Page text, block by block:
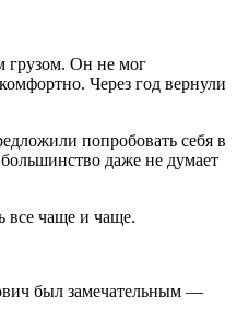
грузом. Он не мог
Через год вернули
попробовать себя в
даже не думает
все чаще и чаще.
был замечательным —